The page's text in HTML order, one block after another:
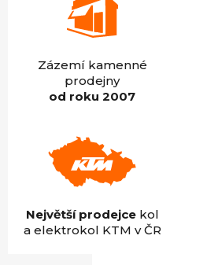
Zázemí kamenné
prodejny
od roku 2007
Největší prodejcekol
a elektrokol KTM v ČR